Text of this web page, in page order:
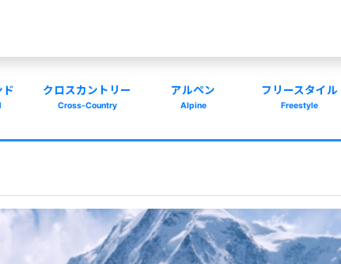
ド クロスカントリー
Cross-Country
アルペン
Alpine
フリースタイル
Freestyle